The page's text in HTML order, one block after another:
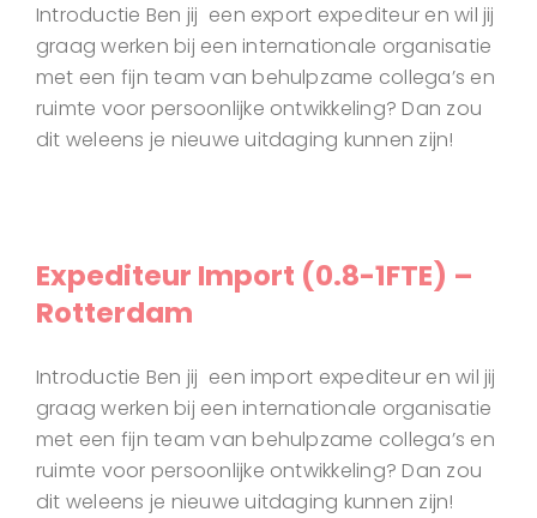
Introductie Ben jij een export expediteur en wil jij
graag werken bij een internationale organisatie
met een fijn team van behulpzame collega’s en
ruimte voor persoonlijke ontwikkeling? Dan zou
dit weleens je nieuwe uitdaging kunnen zijn!
Expediteur Import (0.8-1FTE) –
Rotterdam
Introductie Ben jij een import expediteur en wil jij
graag werken bij een internationale organisatie
met een fijn team van behulpzame collega’s en
ruimte voor persoonlijke ontwikkeling? Dan zou
dit weleens je nieuwe uitdaging kunnen zijn!